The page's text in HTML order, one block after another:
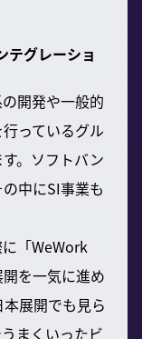
テグレーショ
開発や一般的
っているグル
。ソフトバン
中にSI事業も
「WeWork
を一気に進め
展開でも見ら
まくいったビ